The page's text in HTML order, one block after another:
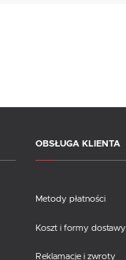
OBSŁUGA KLIENTA
Metody płatności
Koszt i formy dostawy
Reklamacje i zwroty